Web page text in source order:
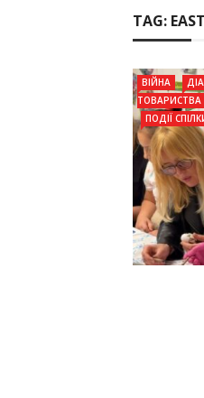
TAG:
ВІЙНА
ТОВАРИСТВА
ПОДІЇ